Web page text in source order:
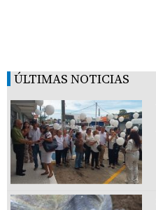
ÚLTIMAS NOTICIAS